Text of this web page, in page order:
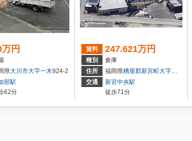
円
県大川市大字一木924-2
部駅
62分
賃料 247.621万円
種別
倉庫
住所
福岡県糟屋郡新宮町大字立花口
交通
新宮中央駅
徒歩71分